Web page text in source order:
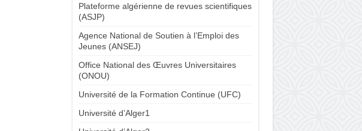
Plateforme algérienne de revues scientifiques
(ASJP)
Agence National de Soutien à l’Emploi des
Jeunes (ANSEJ)
Office National des Œuvres Universitaires
(ONOU)
Université de la Formation Continue (UFC)
Université d’Alger1